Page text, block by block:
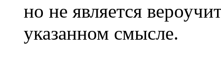
но не является
указанном смысле.